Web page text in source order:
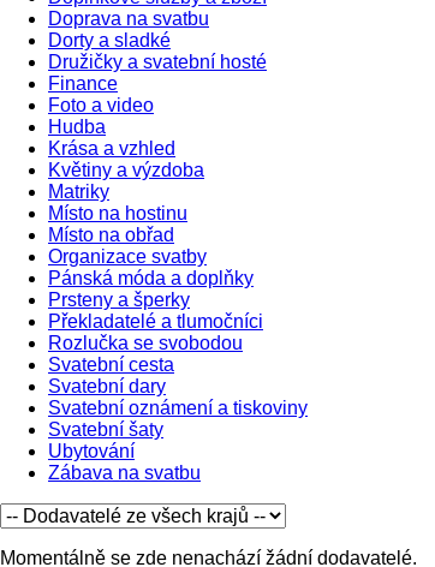
Doprava na svatbu
Dorty a sladké
Družičky a svatební hosté
Finance
Foto a video
Hudba
Krása a vzhled
Květiny a výzdoba
Matriky
Místo na hostinu
Místo na obřad
Organizace svatby
Pánská móda a doplňky
Prsteny a šperky
Překladatelé a tlumočníci
Rozlučka se svobodou
Svatební cesta
Svatební dary
Svatební oznámení a tiskoviny
Svatební šaty
Ubytování
Zábava na svatbu
Momentálně se zde nenachází žádní dodavatelé.